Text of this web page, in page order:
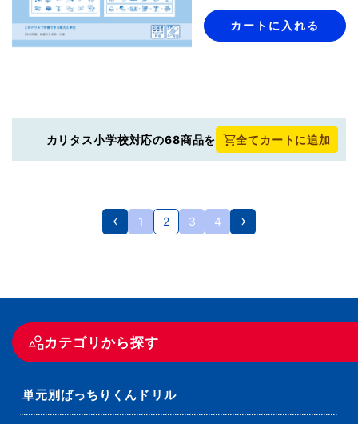
カテゴリから探す
単元別ばっちりくんドリル
カートに入れる
カリタス小学校対応の68商品を 全てカートに追加
1 2 3 4